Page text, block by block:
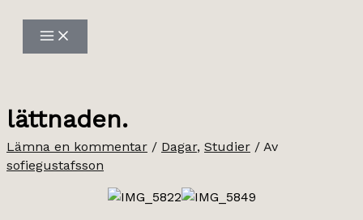
innehåll
lättnaden.
Lämna en kommentar / Dagar, Studier / Av
sofiegustafsson